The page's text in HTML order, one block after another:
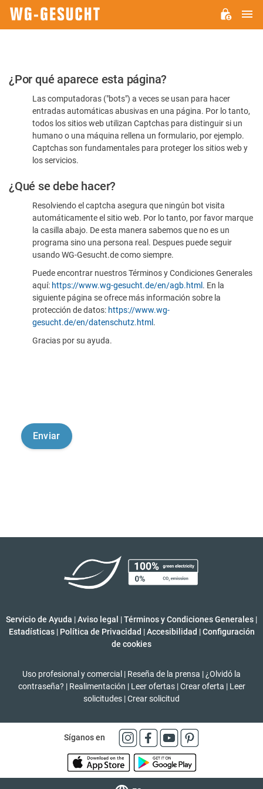
Por
favor,
confirme
humano
¿Por qué aparece esta página?
Las computadoras ("bots") a veces se usan para hacer
entradas automáticas abusivas en una página. Por lo tanto,
todos los sitios web utilizan Captchas para distinguir si un
humano o una máquina rellena un formulario, por ejemplo.
Captchas son fundamentales para proteger los sitios web y
los servicios.
¿Qué se debe hacer?
Resolviendo el captcha asegura que ningún bot visita
automáticamente el sitio web. Por lo tanto, por favor marque
la casilla abajo. De esta manera sabemos que no es un
programa sino una persona real. Despues puede seguir
usando WG-Gesucht.de como siempre.
Puede encontrar nuestros Términos y Condiciones Generales
aquí: https://www.wg-gesucht.de/en/agb.html . En la
siguiente página se ofrece más información sobre la
protección de datos: https://www.wg-
gesucht.de/en/datenschutz.html .
Gracias por su ayuda.
Servicio de Ayuda |Aviso legal |Términos y Condiciones Generales |
Estadísticas | Política de Privacidad | Accesibilidad | Configuración
de cookies
Uso profesional y comercial | Reseña de la prensa | ¿Olvidó la
contraseña? | Realimentación | Leer ofertas | Crear oferta | Leer
solicitudes |Crear solicitud
Síganos en